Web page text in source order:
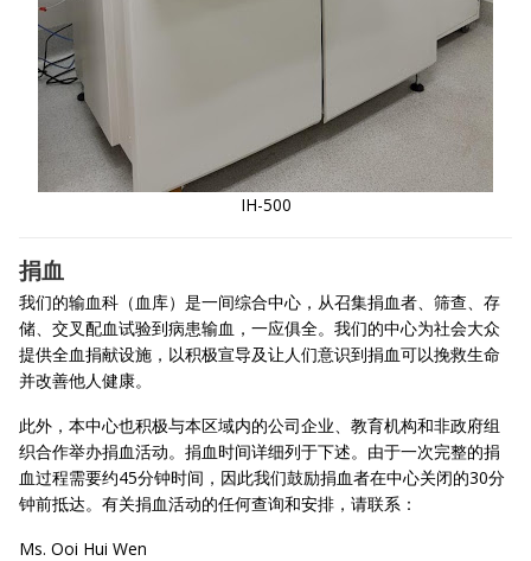
IH-500
捐血
我们的输血科（血库）是一间综合中心，从召集捐血者、筛查、存
储、交叉配血试验到病患输血，一应俱全。我们的中心为社会大众
提供全血捐献设施，以积极宣导及让人们意识到捐血可以挽救生命
并改善他人健康。
此外，本中心也积极与本区域内的公司企业、教育机构和非政府组
织合作举办捐血活动。捐血时间详细列于下述。由于一次完整的捐
血过程需要约45分钟时间，因此我们鼓励捐血者在中心关闭的30分
钟前抵达。有关捐血活动的任何查询和安排，请联系：
Ms. Ooi Hui Wen